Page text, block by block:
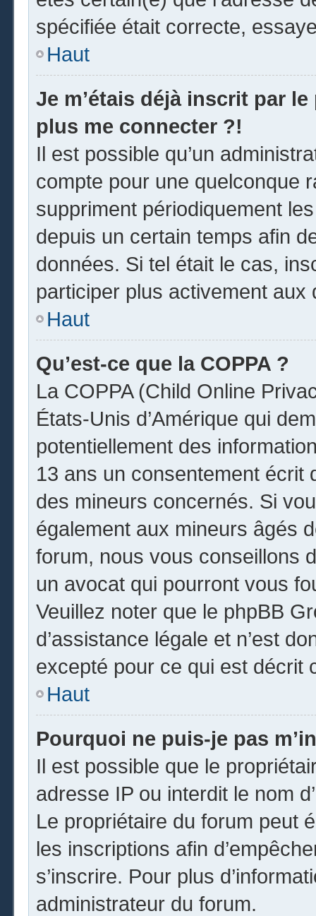
spécifiée était correcte,
Haut
Je m’étais déjà inscrit par
plus me connecter ?!
Il est possible qu’un
compte pour une quelconque
suppriment périodiquement
depuis un certain temps afin
données. Si tel était le cas,
participer plus activement
Haut
Qu’est-ce que la COPPA ?
La COPPA (Child Online
États-Unis d’Amérique qui
potentiellement des
13 ans un consentement écrit
des mineurs concernés. Si
également aux mineurs âgés
forum, nous vous conseillons
un avocat qui pourront vous
Veuillez noter que le phpBB
d’assistance légale et n’est
excepté pour ce qui est décrit
Haut
Pourquoi ne puis-je pas
Il est possible que le
adresse IP ou interdit le nom
Le propriétaire du forum peut
les inscriptions afin
s’inscrire. Pour plus
administrateur du forum.